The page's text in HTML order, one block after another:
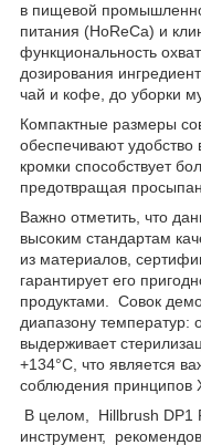
в пищевой
питания (HoReCa) и
функциональность
дозирования
чай и кофе, до уборки
Компактные размеры
обеспечивают
кромки способствует
предотвращая
Важно отметить, что
высоким стандартам
из материалов,
гарантирует его
продуктами. Совок
диапазону температур:
выдерживает
+134°C, что является
соблюдения
В целом, Hillbrush DP1
инструмент,